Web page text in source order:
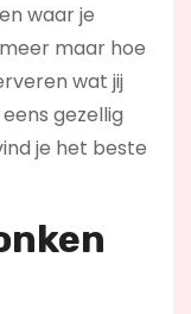
waar je
maar hoe
wat jij
gezellig
je het beste